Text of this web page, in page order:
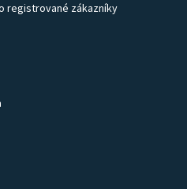
registrované zákazníky